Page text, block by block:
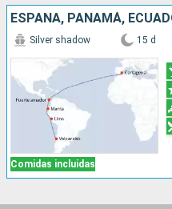
Comidas incluidas
Silver shadow 15 d